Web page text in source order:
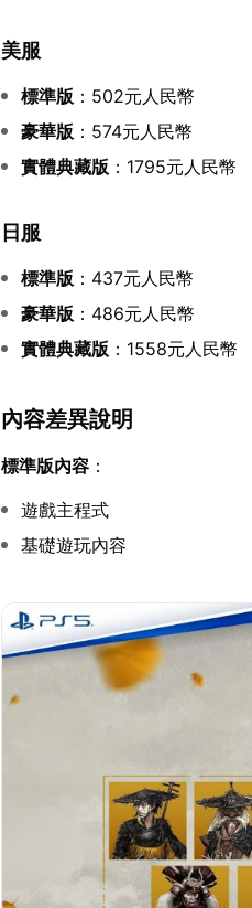
美服
標準版 ：502元人民幣
豪華版 ：574元人民幣
實體典藏版 ：1795元人民幣
日服
標準版 ：437元人民幣
豪華版 ：486元人民幣
實體典藏版 ：1558元人民幣
內容差異說明
標準版內容 ：
遊戲主程式
基礎遊玩內容